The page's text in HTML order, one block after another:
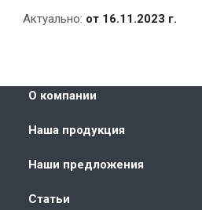
Актуально: от 16.11.2023 г.
О компании
Наша продукция
Наши предложения
Статьи